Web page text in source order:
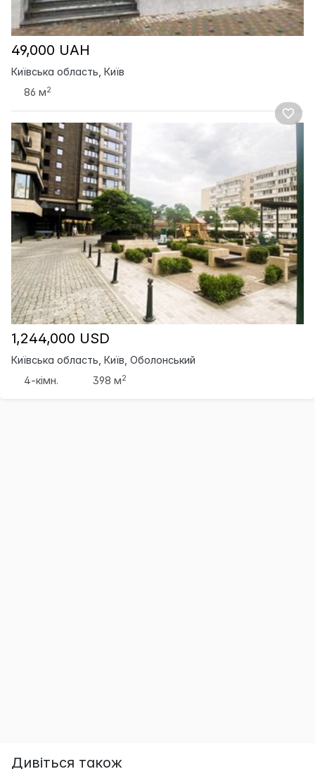
49,000 UAH
Київська область, Київ
86 м2
1,244,000 USD
Київська область, Київ, Оболонський
4-кімн.
398 м2
Дивіться також